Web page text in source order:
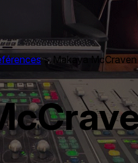
> Makaya McCraven